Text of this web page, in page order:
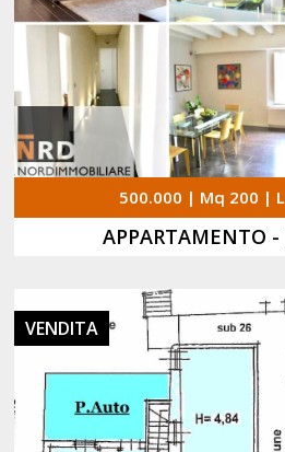
500.000 | Mq 200 |
APPARTAMENTO
VENDITA